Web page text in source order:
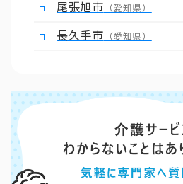
尾張旭市 （愛知県）
長久手市 （愛知県）